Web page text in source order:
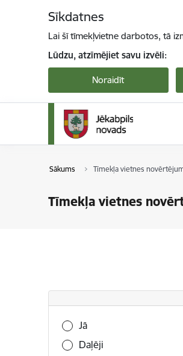
Sīkdatnes
Lai šī tīmekļvietne darbotos, tā
Lūdzu, atzīmējiet savu izvēli:
Noraidīt
Sākums Tīmekļa vietnes
Tīmekļa vietnes
Vai šī informācija bija
Jā
Daļēji